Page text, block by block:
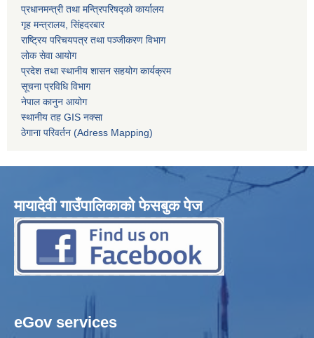
प्रधानमन्त्री तथा मन्त्रिपरिषद्को कार्यालय
गृह मन्त्रालय, सिंहदरबार
राष्ट्रिय परिचयपत्र तथा पञ्जीकरण विभाग
लोक सेवा आयोग
प्रदेश तथा स्थानीय शासन सहयोग कार्यक्रम
सूचना प्रविधि विभाग
नेपाल कानुन आयोग
स्थानीय तह GIS नक्सा
ठेगाना परिवर्तन (Adress Mapping)
मायादेवी गाउँपालिकाको फेसबुक पेज
eGov services